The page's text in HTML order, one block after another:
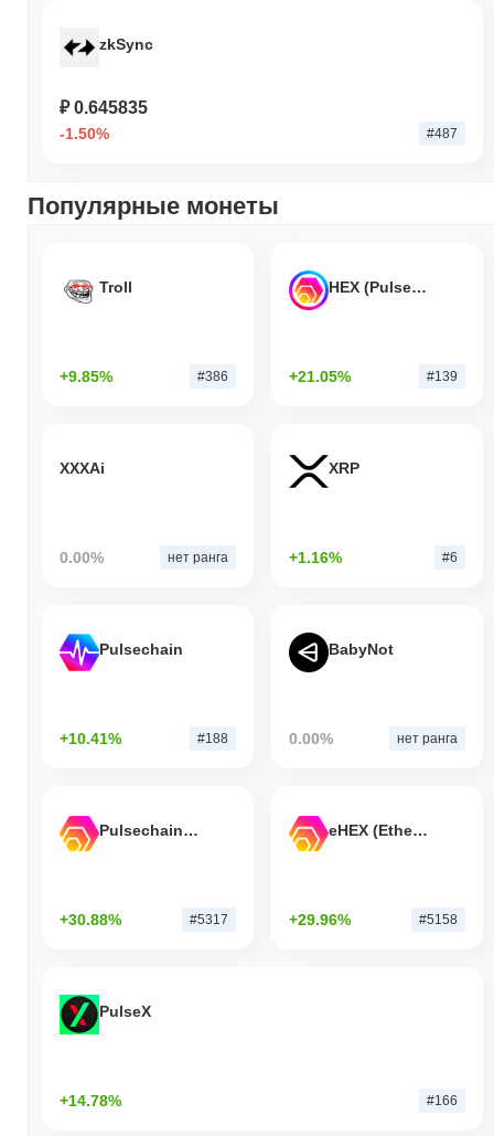
zkSync
₽ 0.645835
-1.50% #487
Популярные монеты
Troll
+9.85% #386
HEX (Pulsechain)
+21.05% #139
XXXAi
0.00% нет ранга
XRP
+1.16% #6
Pulsechain
+10.41% #188
BabyNot
0.00% нет ранга
Pulsechain Bridged HEX (Pulsechain)
+30.88% #5317
eHEX (Ethereum)
+29.96% #5158
PulseX
+14.78% #166